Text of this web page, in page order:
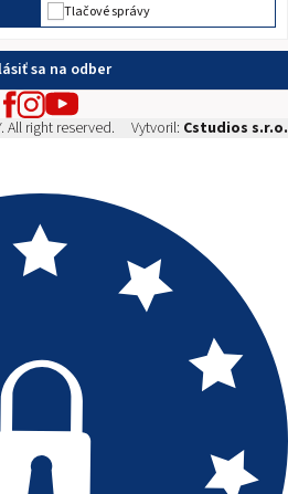
Tlačové správy
sa na odber
All right reserved. Vytvoril: Cstudios s.r.o.